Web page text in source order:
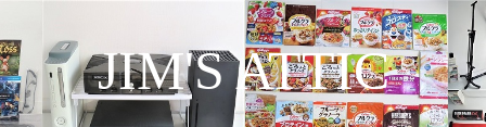
JIM'S ATTIC